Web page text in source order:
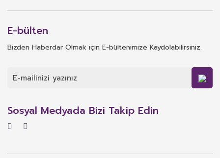
E-bülten
Bizden Haberdar Olmak için E-bültenimize Kaydolabilirsiniz.
Sosyal Medyada Bizi Takip Edin